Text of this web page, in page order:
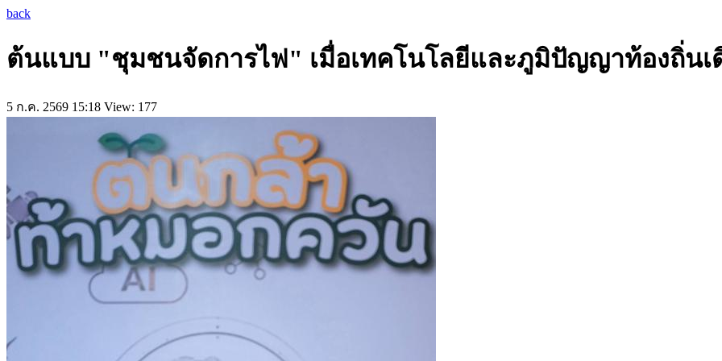
back
ต้นแบบ "ชุมชนจัดการไฟ" เมื่อเทคโนโลยีและภูมิปัญญาท้องถิ่นเ
5 ก.ค. 2569 15:18 View: 177